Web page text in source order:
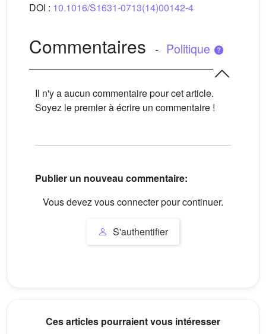
DOI : 10.1016/S1631-0713(14)00142-4
Commentaires - Politique
Il n'y a aucun commentaire pour cet article.
Soyez le premier à écrire un commentaire !
Publier un nouveau commentaire:
Vous devez vous connecter pour continuer.
S'authentifier
Ces articles pourraient vous intéresser